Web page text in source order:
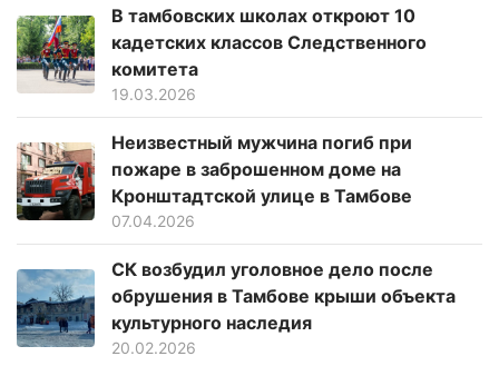
В тамбовских школах откроют 10
кадетских классов Следственного
комитета
19.03.2026
Неизвестный мужчина погиб при
пожаре в заброшенном доме на
Кронштадтской улице в Тамбове
07.04.2026
СК возбудил уголовное дело после
обрушения в Тамбове крыши объекта
культурного наследия
20.02.2026